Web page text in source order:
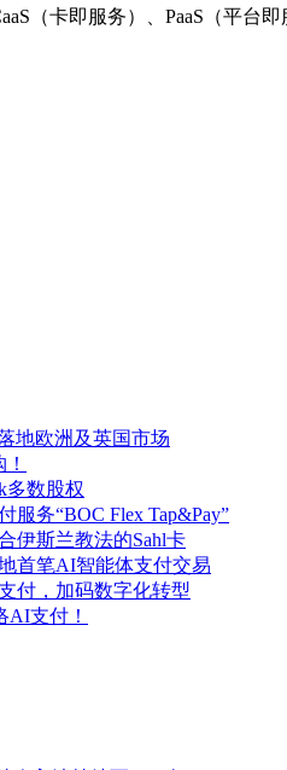
（卡即服务）、PaaS（平
地欧洲及英国市场
多数股权
务“BOC Flex Tap&Pay”
伊斯兰教法的Sahl卡
首笔AI智能体支付交易
付，加码数字化转型
AI支付！